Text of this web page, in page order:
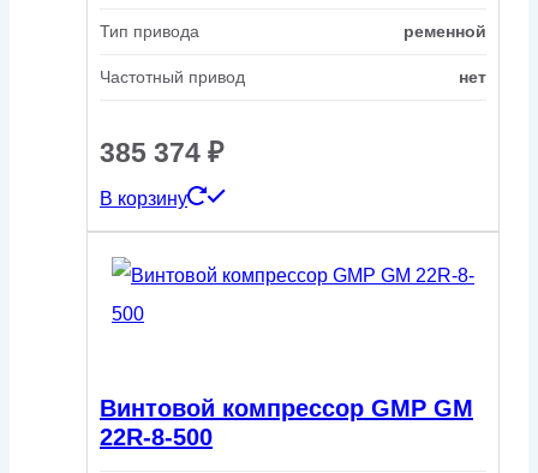
Тип привода ременной
Частотный привод нет
385 374 ₽
В корзину
Винтовой компрессор GMP GM
22R-8-500